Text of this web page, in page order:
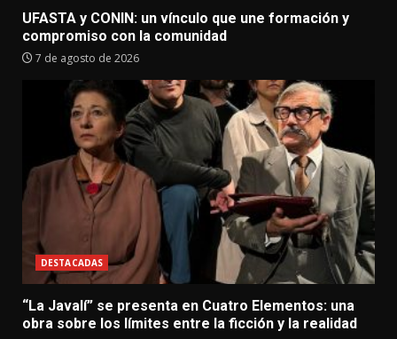
UFASTA y CONIN: un vínculo que une formación y
compromiso con la comunidad
7 de agosto de 2026
DESTACADAS
“La Javalí” se presenta en Cuatro Elementos: una
obra sobre los límites entre la ficción y la realidad